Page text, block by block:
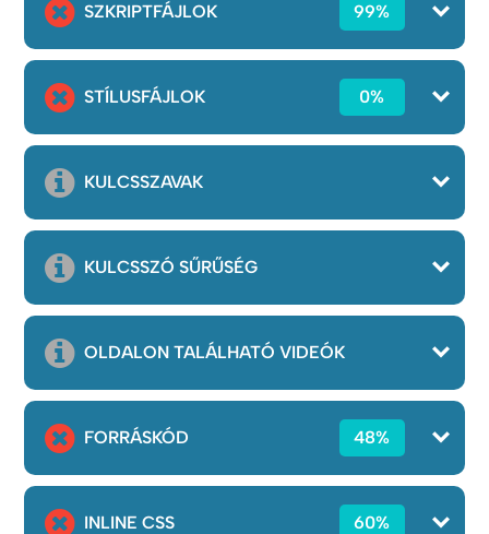
SZKRIPTFÁJLOK 99%
STÍLUSFÁJLOK 0%
KULCSSZAVAK
KULCSSZÓ SŰRŰSÉG
OLDALON TALÁLHATÓ VIDEÓK
FORRÁSKÓD 48%
INLINE CSS 60%